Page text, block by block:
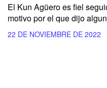
El Kun Agüero es fiel
motivo por el que dijo
22 DE NOVIEMBRE DE 2022